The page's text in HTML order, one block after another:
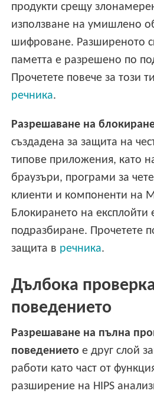
продукти срещу
използване на умишлено
шифроване. Разширеното
паметта е разрешено по
Прочетете повече за този
речника.
Разрешаване на
създадена за защита на
типове приложения, като
браузъри, програми за
клиенти и компоненти на
Блокирането на
подразбиране. Прочетете
защита в речника.
Дълбока
поведението
Разрешаване на пълна
поведението е друг слой
работи като част от
разширение на HIPS